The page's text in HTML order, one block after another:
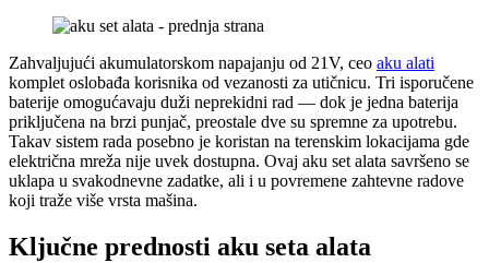
Zahvaljujući akumulatorskom napajanju od 21V, ceo aku alati
komplet oslobađa korisnika od vezanosti za utičnicu. Tri isporučene
baterije omogućavaju duži neprekidni rad — dok je jedna baterija
priključena na brzi punjač, preostale dve su spremnе za upotrebu.
Takav sistem rada posebno je koristan na terenskim lokacijama gde
električna mreža nije uvek dostupna. Ovaj aku set alata savršeno se
uklapa u svakodnevne zadatke, ali i u povremene zahtevne radove
koji traže više vrsta mašina.
Ključne prednosti aku seta alata